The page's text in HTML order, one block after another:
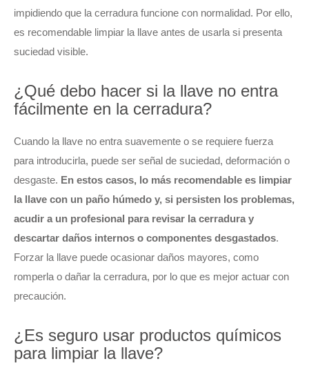
impidiendo que la cerradura funcione con normalidad. Por ello,
es recomendable limpiar la llave antes de usarla si presenta
suciedad visible.
¿Qué debo hacer si la llave no entra
fácilmente en la cerradura?
Cuando la llave no entra suavemente o se requiere fuerza
para introducirla, puede ser señal de suciedad, deformación o
desgaste. En estos casos, lo más recomendable es limpiar
la llave con un paño húmedo y, si persisten los problemas,
acudir a un profesional para revisar la cerradura y
descartar daños internos o componentes desgastados.
Forzar la llave puede ocasionar daños mayores, como
romperla o dañar la cerradura, por lo que es mejor actuar con
precaución.
¿Es seguro usar productos químicos
para limpiar la llave?